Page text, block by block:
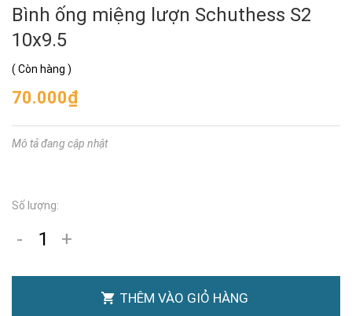
Bình ống miệng lượn Schuthess S2
10x9.5
( Còn hàng )
70.000₫
Mô tả đang cập nhật
Số lượng:
- +
THÊM VÀO GIỎ HÀNG